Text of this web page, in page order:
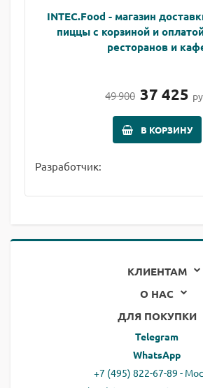
INTEC.Food - магазин
пиццы с корзиной и
ресторанов и
49 900 37 425
В КОРЗИНУ
Разработчик:
КЛИЕНТАМ
О НАС
ДЛЯ ПОКУПКИ
Telegram
WhatsApp
+7 (495) 822-67-89 -